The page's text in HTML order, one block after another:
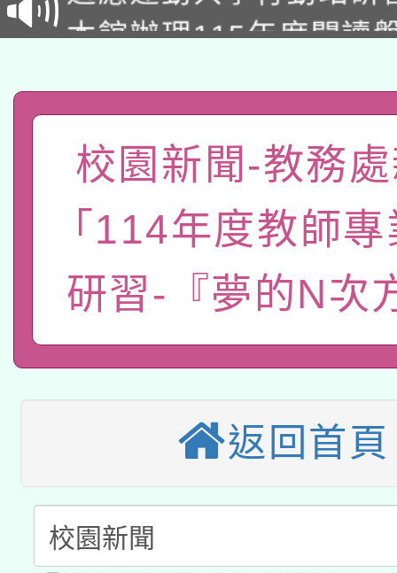
招)
本館辦理115年度閱讀
礎課程
A3數位素養講師名單
「數位內容與教學軟
pilot」
薪期間赴陸應申請許可
轉知經濟部水利署委託
業技術研究院辦理「
用水績優單位及節水達
動」
115年8月22日(星期六
桃園市孔廟祈福系列
本校115學年度第2次
招甄選結果公告(無人
適應運動共學行動站研
本館辦理115年度閱讀
暨閱讀推動專業研習
科技賦能─人工智慧
礎課程
A3數位素養講師名單
校園新聞-教務
「114年度教師
研習-『夢的N次
返回首頁